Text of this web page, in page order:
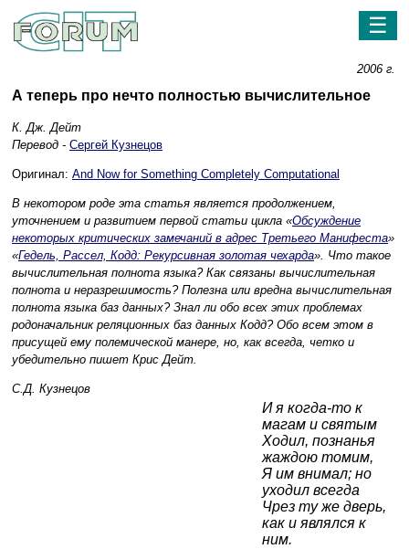
☰
2006 г.
А теперь про нечто полностью вычислительное
К. Дж. Дейт
Перевод - Сергей Кузнецов
Оригинал: And Now for Something Completely Computational
В некотором роде эта статья является продолжением,
уточнением и развитием первой статьи цикла «Обсуждение
некоторых критических замечаний в адрес Третьего Манифеста»
«Гедель, Рассел, Кодд: Рекурсивная золотая чехарда». Что такое
вычислительная полнота языка? Как связаны вычислительная
полнота и неразрешимость? Полезна или вредна вычислительная
полнота языка баз данных? Знал ли обо всех этих проблемах
родоначальник реляционных баз данных Кодд? Обо всем этом в
присущей ему полемической манере, но, как всегда, четко и
убедительно пишет Крис Дейт.
С.Д. Кузнецов
И я когда-то к
магам и святым
Ходил, познанья
жаждою томим,
Я им внимал; но
уходил всегда
Чрез ту же дверь,
как и являлся к
ним.